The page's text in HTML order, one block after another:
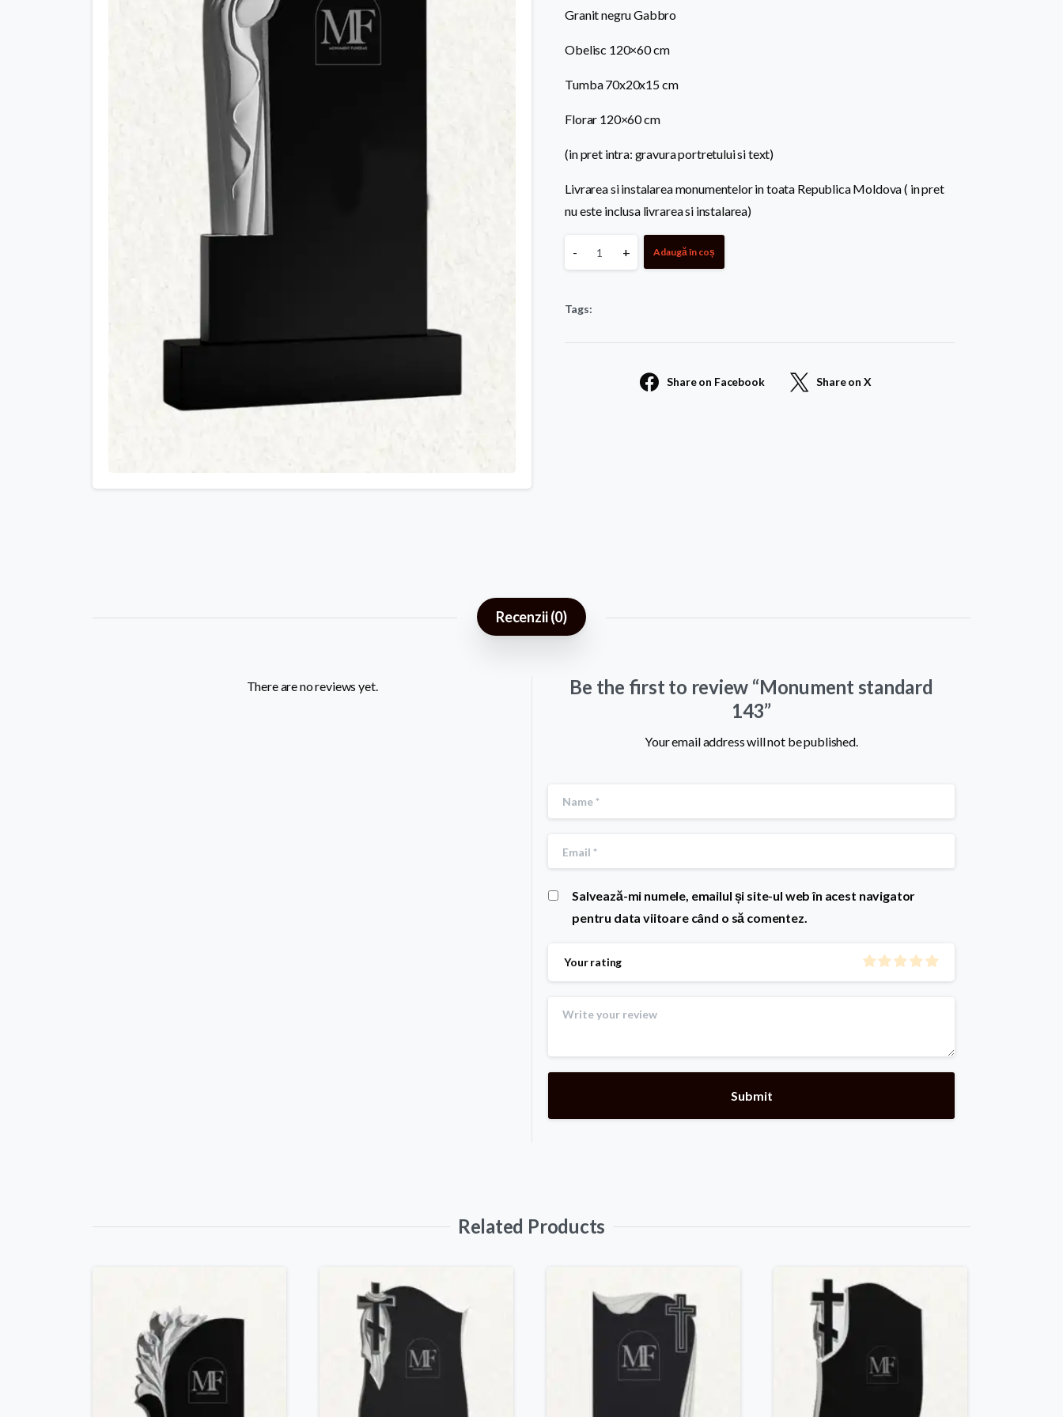
Granit negru Gabbro
Obelisc 120×60 cm
Tumba 70x20x15 cm
Florar 120×60 cm
(in pret intra: gravura portretului si text)
Livrarea si instalarea monumentelor in toata Republica Moldova ( in pret
nu este inclusa livrarea si instalarea)
Monument
143
- + Adaugă în coș
Tags:
Share on Facebook Share on X
Recenzii (0)
There are no reviews yet.
Be the first to review “Monument standard
143”
Your email address will not be published.
Salvează-mi numele, emailul și site-ul web în acest navigator
pentru data viitoare când o să comentez.
Your rating
Related Products